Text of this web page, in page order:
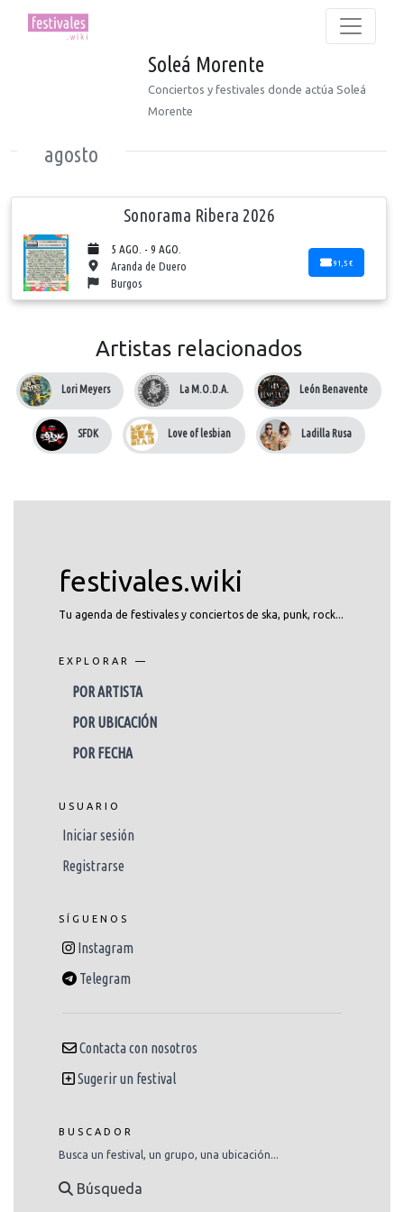
Soleá Morente
Conciertos y festivales donde actúa Soleá
Morente
agosto
Sonorama Ribera 2026
5 AGO. - 9 AGO.
Aranda de Duero
Burgos
91,5 €
Artistas relacionados
Lori Meyers La M.O.D.A. León Benavente
SFDK Love of lesbian Ladilla Rusa
festivales.wiki
Tu agenda de festivales y conciertos de ska, punk, rock...
EXPLORAR —
POR ARTISTA
POR UBICACIÓN
POR FECHA
USUARIO
Iniciar sesión
Registrarse
SÍGUENOS
Instagram
Telegram
Contacta con nosotros
Sugerir un festival
BUSCADOR
Busca un festival, un grupo, una ubicación...
Búsqueda